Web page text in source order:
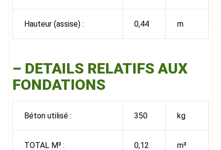
Hauteur (assise) : 0,44 m
– DETAILS RELATIFS AUX
FONDATIONS
Béton utilisé : 350 kg
TOTAL M³ : 0,12 m³